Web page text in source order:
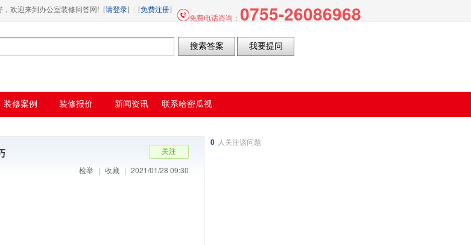
app下载安装 免费电话咨询： 0755-26086968
，欢迎来到办公室装修问答网! [请登录] [免费注册]
装修案例 装修报价 新闻资讯 联系哈密瓜视
检举 | 收藏 | 2021/01/28 09:30
0 人关注该问题